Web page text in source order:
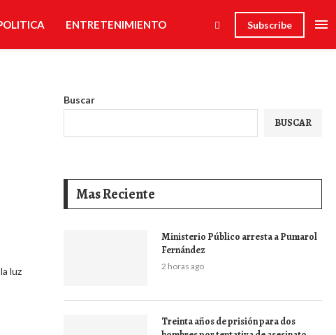
ENTRETENIMIENTO Subscribe
luz
Buscar
BUSCAR
Mas Reciente
Ministerio Público arresta a Pumarol
Fernández
2 horas ago
Treinta años de prisión para dos